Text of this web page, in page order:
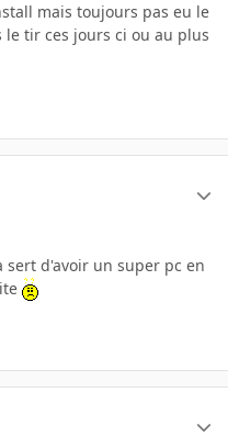
mais toujours pas eu le
le tir ces jours ci ou au plus
sert d'avoir un super pc en